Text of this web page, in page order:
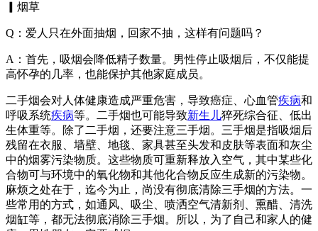
▎烟草
Q：爱人只在外面抽烟，回家不抽，这样有问题吗？
A：首先，吸烟会降低精子数量。男性停止吸烟后，不仅能提
高怀孕的几率，也能保护其他家庭成员。
二手烟会对人体健康造成严重危害，导致癌症、心血管疾病和
呼吸系统疾病等。二手烟也可能导致新生儿猝死综合征、低出
生体重等。除了二手烟，还要注意三手烟。三手烟是指吸烟后
残留在衣服、墙壁、地毯、家具甚至头发和皮肤等表面和灰尘
中的烟雾污染物质。这些物质可重新释放入空气，其中某些化
合物可与环境中的氧化物和其他化合物反应生成新的污染物。
麻烦之处在于，迄今为止，尚没有彻底清除三手烟的方法。一
些常用的方式，如通风、吸尘、喷洒空气清新剂、熏醋、清洗
烟缸等，都无法彻底消除三手烟。所以，为了自己和家人的健